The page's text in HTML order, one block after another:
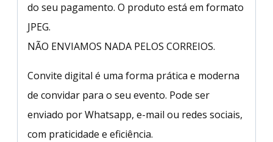
do seu pagamento. O produto está em formato
JPEG.
NÃO ENVIAMOS NADA PELOS CORREIOS.
Convite digital é uma forma prática e moderna
de convidar para o seu evento. Pode ser
enviado por Whatsapp, e-mail ou redes sociais,
com praticidade e eficiência.